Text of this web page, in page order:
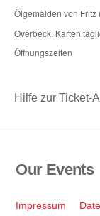
Ölgemälden von Fritz
Overbeck. Karten
Öffnungszeiten
Hilfe zur Ticket-
Our Events
Impressum